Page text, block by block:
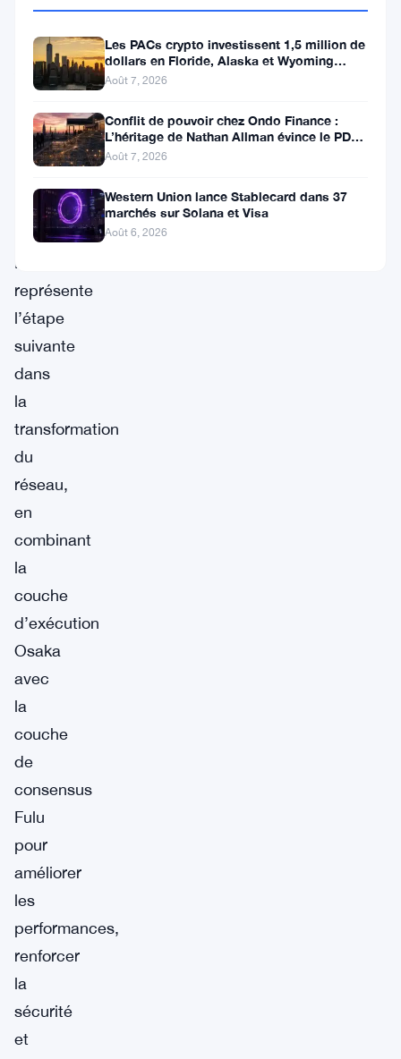
décembre
2025.
Après
l’upgrade
Pectra
plus
cette
année,
Fusaka
représente
l’étape
suivante
dans
la
transformation
du
réseau,
en
combinant
la
couche
d’exécution
Osaka
avec
la
couche
de
consensus
Fulu
pour
améliorer
les
performances,
renforcer
la
sécurité
et
Les PACs crypto investissent 1,5 million de
dollars en Floride, Alaska et Wyoming
après un revers au Michigan
Août 7, 2026
Conflit de pouvoir chez Ondo Finance :
L’héritage de Nathan Allman évince le PDG
Ian De Bode le 24 juillet
Août 7, 2026
Western Union lance Stablecard dans 37
marchés sur Solana et Visa
Août 6, 2026